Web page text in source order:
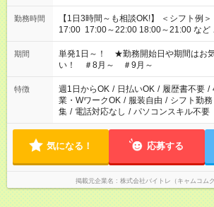
勤務時間
【1日3時間～も相談OK!】 ＜シフト例＞ 9:00～12:00 12:00～
17:00 17:00～22:00 18:00～21:00 など こちら以外の時間帯も
お気軽にご相談ください！
期間
単発1日～！ ★勤務開始日や期間はお
い！ ＃8月～ ＃9月～
特徴 週1日からOK / 日払いOK / 履歴書不要 /
業・WワークOK / 服装自由 / シフト勤務
集 / 電話対応なし / パソコンスキル不要
気になる！ 応募する
掲載元企業名 株式会社バイトレ（キャムコムグ